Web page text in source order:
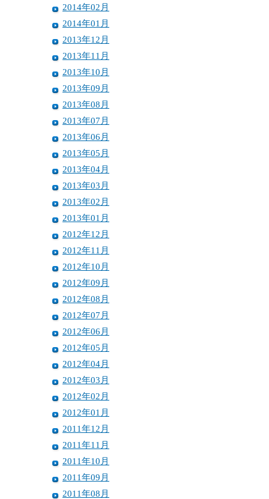
2014年02月
2014年01月
2013年12月
2013年11月
2013年10月
2013年09月
2013年08月
2013年07月
2013年06月
2013年05月
2013年04月
2013年03月
2013年02月
2013年01月
2012年12月
2012年11月
2012年10月
2012年09月
2012年08月
2012年07月
2012年06月
2012年05月
2012年04月
2012年03月
2012年02月
2012年01月
2011年12月
2011年11月
2011年10月
2011年09月
2011年08月